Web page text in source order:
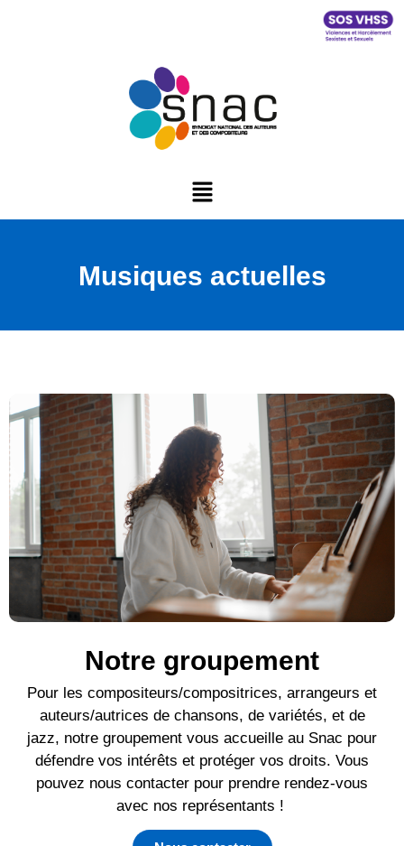
Musiques actuelles
Notre groupement
Pour les compositeurs/compositrices, arrangeurs et
auteurs/autrices de chansons, de variétés, et de
jazz, notre groupement vous accueille au Snac pour
défendre vos intérêts et protéger vos droits. Vous
pouvez nous contacter pour prendre rendez-vous
avec nos représentants !